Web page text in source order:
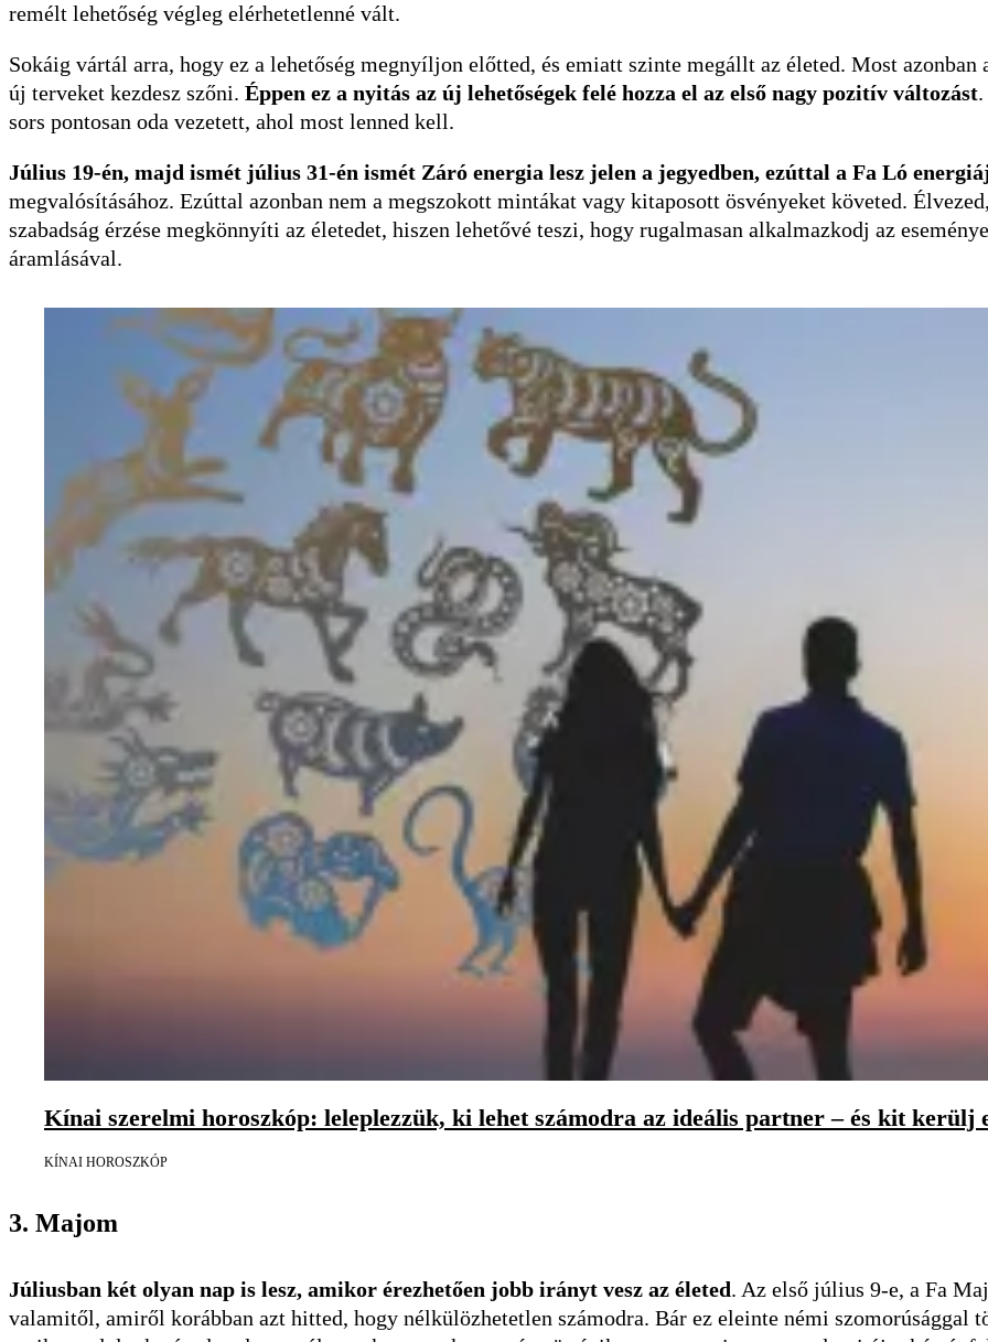
remélt lehetőség végleg elérhetetlenné vált.
Sokáig vártál arra, hogy ez a lehetőség megnyíljon előtted, és emiatt szinte megállt az életed. Most azonban
új terveket kezdesz szőni. Éppen ez a nyitás az új lehetőségek felé hozza el az első nagy pozitív változást
sors pontosan oda vezetett, ahol most lenned kell.
Július 19-én, majd ismét július 31-én ismét Záró energia lesz jelen a jegyedben, ezúttal a Fa Ló
megvalósításához. Ezúttal azonban nem a megszokott mintákat vagy kitaposott ösvényeket követed.
szabadság érzése megkönnyíti az életedet, hiszen lehetővé teszi, hogy rugalmasan alkalmazkodj az
áramlásával.
Kínai szerelmi horoszkóp: leleplezzük, ki lehet számodra az ideális partner – és kit kerülj
KÍNAI HOROSZKÓP
3. Majom
Júliusban két olyan nap is lesz, amikor érezhetően jobb irányt vesz az életed. Az első július 9-e, a Fa
valamitől, amiről korábban azt hitted, hogy nélkülözhetetlen számodra. Bár ez eleinte némi szomorúsággal